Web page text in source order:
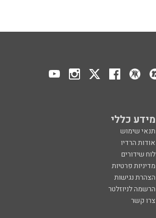
מידע כללי
תנאי שימוש
אודות הרדיו
לוח שידורים
מדיניות פרטיות
הצהרת נגישות
הרשמה לניוזלטר
צרו קשר